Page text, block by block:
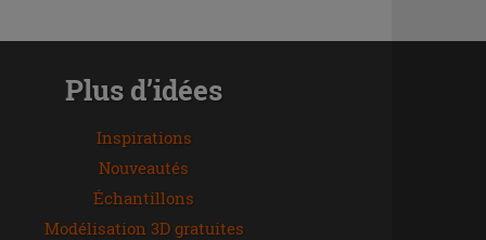
Plus d’idées
Inspirations
Nouveautés
Échantillons
Modélisation 3D gratuites